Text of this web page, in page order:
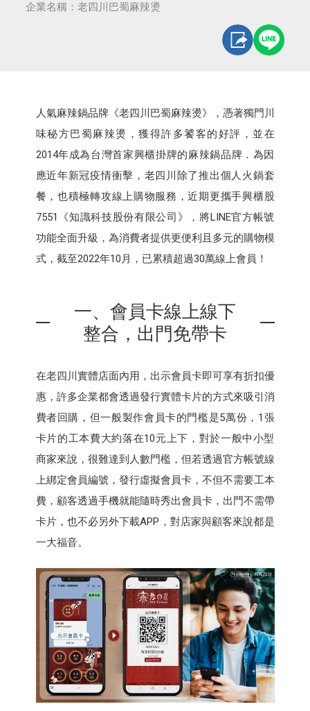
企業名稱：老四川巴蜀麻辣燙
人氣麻辣鍋品牌《老四川巴蜀麻辣燙》，憑著獨門川
味秘方巴蜀麻辣燙，獲得許多饕客的好評，並在
2014年成為台灣首家興櫃掛牌的麻辣鍋品牌．為因
應近年新冠疫情衝擊，老四川除了推出個人火鍋套
餐，也積極轉攻線上購物服務，近期更攜手興櫃股
7551《知識科技股份有限公司》，將LINE官方帳號
功能全面升級，為消費者提供更便利且多元的購物模
式，截至2022年10月，已累積超過30萬線上會員！
一、會員卡線上線下
整合，出門免帶卡
在老四川實體店面內用，出示會員卡即可享有折扣優
惠，許多企業都會透過發行實體卡片的方式來吸引消
費者回購，但一般製作會員卡的門檻是5萬份，1張
卡片的工本費大約落在10元上下，對於一般中小型
商家來說，很難達到人數門檻，但若透過官方帳號線
上綁定會員編號，發行虛擬會員卡，不但不需要工本
費，顧客透過手機就能隨時秀出會員卡，出門不需帶
卡片，也不必另外下載APP，對店家與顧客來說都是
一大福音。